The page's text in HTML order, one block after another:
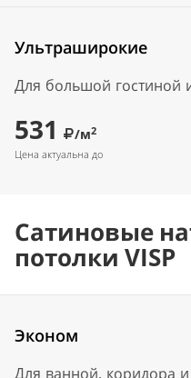
Ультраширокие
Для большой гостиной
531 /м2
Цена актуальна до
Сатиновые
потолки VISP
Эконом
Для ванной, коридора